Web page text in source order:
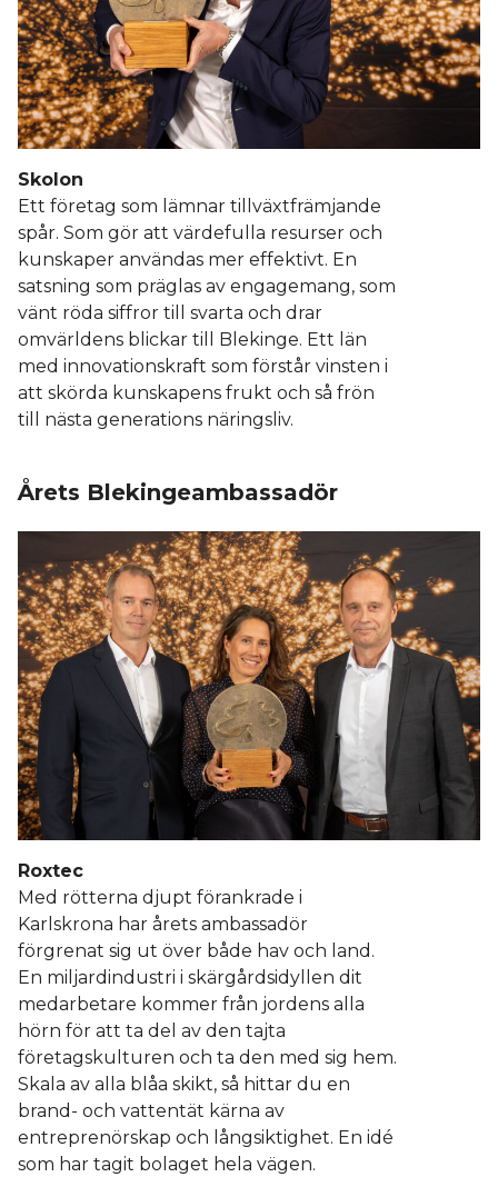
Skolon
Ett företag som lämnar tillväxtfrämjande
spår. Som gör att värdefulla resurser och
kunskaper användas mer effektivt. En
satsning som präglas av engagemang, som
vänt röda siffror till svarta och drar
omvärldens blickar till Blekinge. Ett län
med innovationskraft som förstår vinsten i
att skörda kunskapens frukt och så frön
till nästa generations näringsliv.
Årets Blekingeambassadör
Roxtec
Med rötterna djupt förankrade i
Karlskrona har årets ambassadör
förgrenat sig ut över både hav och land.
En miljardindustri i skärgårdsidyllen dit
medarbetare kommer från jordens alla
hörn för att ta del av den tajta
företagskulturen och ta den med sig hem.
Skala av alla blåa skikt, så hittar du en
brand- och vattentät kärna av
entreprenörskap och långsiktighet. En idé
som har tagit bolaget hela vägen.